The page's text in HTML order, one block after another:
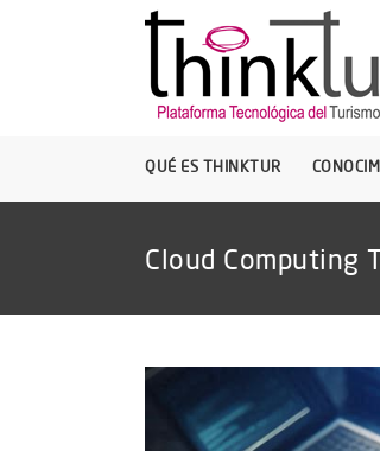
QUÉ ES THINKTUR
Cloud Computing